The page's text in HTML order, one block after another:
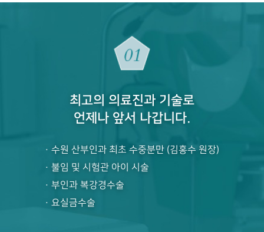
최고의 의료진과 기술로
언제나 앞서 나갑니다.
· 수원 산부인과 최초 수중분만 (김홍수 원장)
· 불임 및 시험관 아이 시술
· 부인과 복강경수술
· 요실금수술